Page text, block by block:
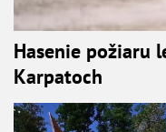
Hasenie požiaru
Karpatoch